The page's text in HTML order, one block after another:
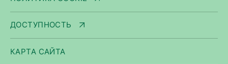
ДОСТУПНОСТЬ
КАРТА САЙТА